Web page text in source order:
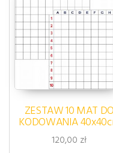
ZESTAW 10 MAT DO
KODOWANIA
120,00 zł